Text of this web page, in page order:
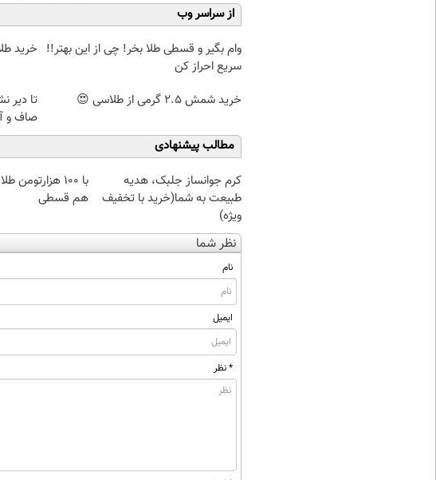
از سراسر وب
وام بگیر و قسطی طلا بخر! چی از این بهتر!!
سریع احراز کن
خرید
خرید شمش 2.5 گرمی از طلاسی 😍
تا دیر
صاف و
مطالب پیشنهادی
کرم جوانساز جلبک، هدیه
طبیعت به شما(خرید با تخفیف
ویژه)
با ۱۰۰
هم قسطی
نظر شما
نام
ایمیل
* نظر